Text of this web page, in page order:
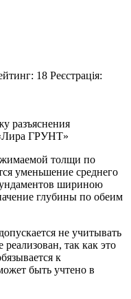
18 Реєстрація:
разъяснения
ГРУНТ»
толщи по
уменьшение среднего
шириною
глубины по обеим
не учитывать
так как это
к
быть учтено в